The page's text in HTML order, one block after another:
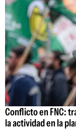
Conflicto en FNC:
la actividad en la